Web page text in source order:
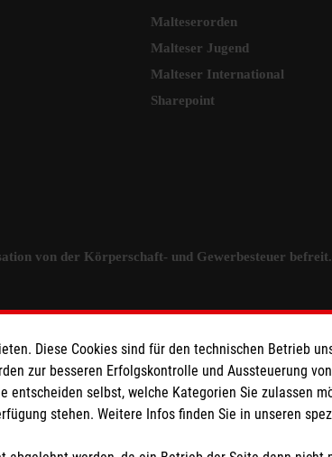
Malteserorden
Malteser Jugend
Malteser International
Sharepoint
von der Körperschaft- und Gewerbesteuer befreit.
Diese Cookies sind für den technischen Betrieb
zur besseren Erfolgskontrolle und Aussteuerung
entscheiden selbst, welche Kategorien Sie zulassen
stehen. Weitere Infos finden Sie in unseren